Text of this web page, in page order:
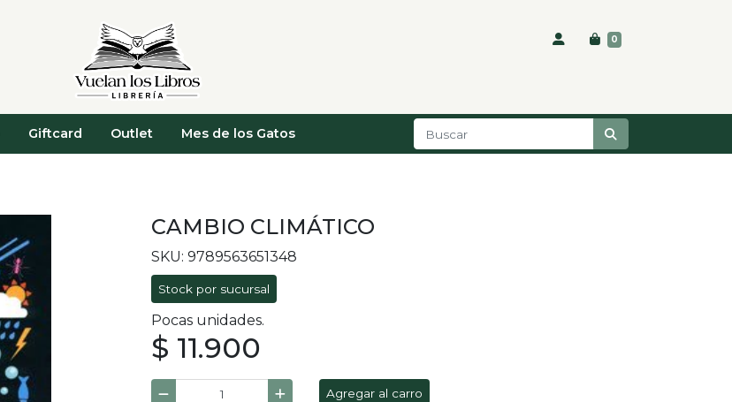
0
Giftcard Outlet Mes de los Gatos
CAMBIO CLIMÁTICO
SKU: 9789563651348
Stock por sucursal
Pocas unidades.
$ 11.900
Agregar al carro